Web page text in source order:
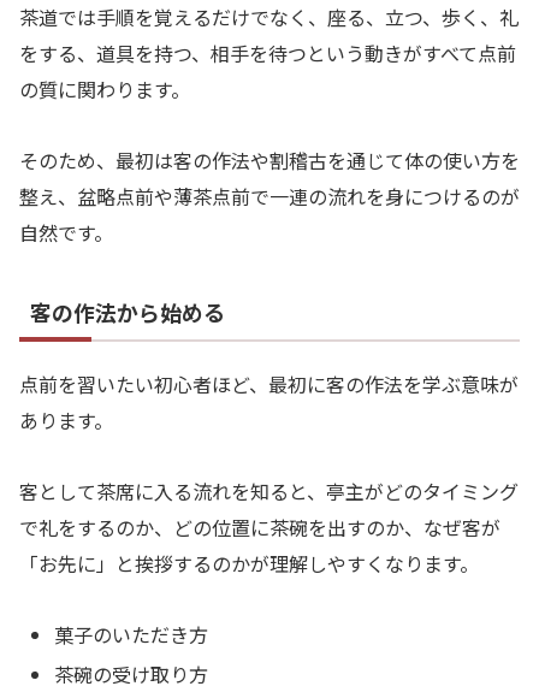
茶道では手順を覚えるだけでなく、座る、立つ、歩く、礼
をする、道具を持つ、相手を待つという動きがすべて点前
の質に関わります。
そのため、最初は客の作法や割稽古を通じて体の使い方を
整え、盆略点前や薄茶点前で一連の流れを身につけるのが
自然です。
客の作法から始める
点前を習いたい初心者ほど、最初に客の作法を学ぶ意味が
あります。
客として茶席に入る流れを知ると、亭主がどのタイミング
で礼をするのか、どの位置に茶碗を出すのか、なぜ客が
「お先に」と挨拶するのかが理解しやすくなります。
菓子のいただき方
茶碗の受け取り方